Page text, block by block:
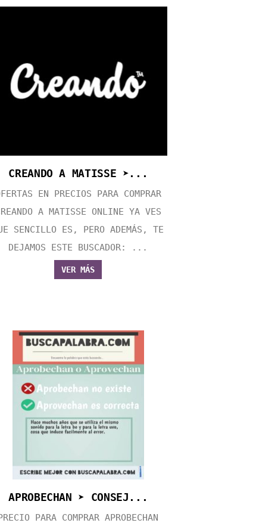
CREANDO A MATISSE ➤...
EN PRECIOS PARA COMPRAR
A MATISSE ONLINE YA VES
SENCILLO ES, PERO ADEMÁS, TE
DEJAMOS ESTE BUSCADOR: ...
VER MÁS
APROBECHAN ➤ CONSEJ...
PARA COMPRAR APROBECHAN